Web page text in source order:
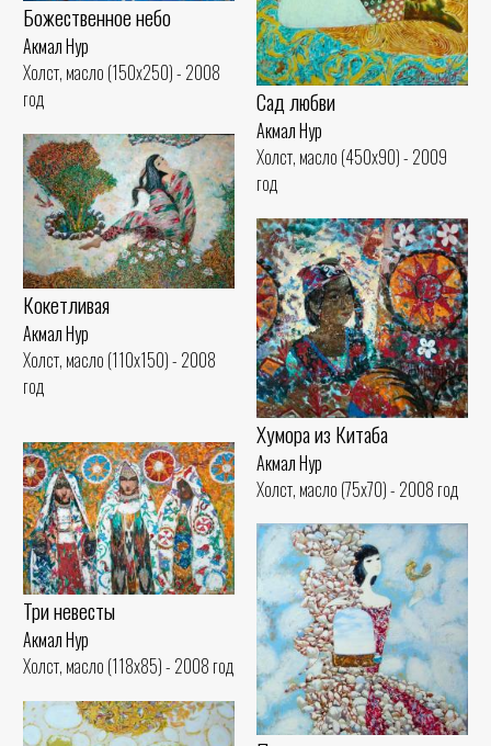
Сад любви
Акмал Нур
Холст, масло (450x90) - 2009
год
Божественное небо
Акмал Нур
Холст, масло (150x250) - 2008
год
Кокетливая
Акмал Нур
Холст, масло (110x150) - 2008
год
Хумора из Китаба
Акмал Нур
Холст, масло (75x70) - 2008 год
Три невесты
Акмал Нур
Холст, масло (118x85) - 2008 год